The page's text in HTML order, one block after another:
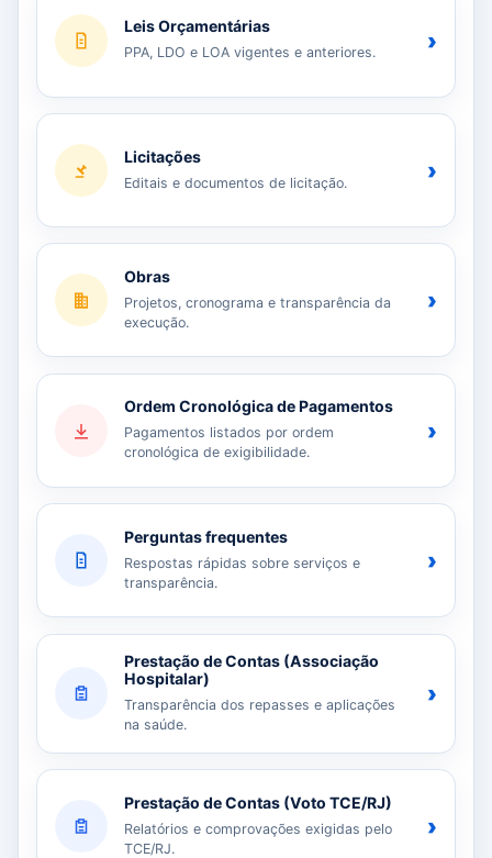
Leis Orçamentárias
PPA, LDO e LOA vigentes e anteriores. ›
Licitações
Editais e documentos de licitação. ›
Obras
Projetos, cronograma e transparência da
execução.
›
Ordem Cronológica de Pagamentos
Pagamentos listados por ordem
cronológica de exigibilidade.
›
Perguntas frequentes
Respostas rápidas sobre serviços e
transparência.
›
Prestação de Contas (Associação
Hospitalar)
Transparência dos repasses e aplicações
na saúde.
›
Prestação de Contas (Voto TCE/RJ)
Relatórios e comprovações exigidas pelo
TCE/RJ.
›